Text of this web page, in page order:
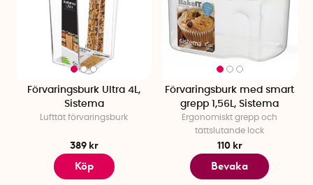
Förvaringsburk Ultra 4L,
Sistema
Lufttät förvaringsburk
389 kr
Köp
Förvaringsburk med smart
grepp 1,56L, Sistema
Ergonomiskt grepp och
tättslutande lock
110 kr
Bevaka